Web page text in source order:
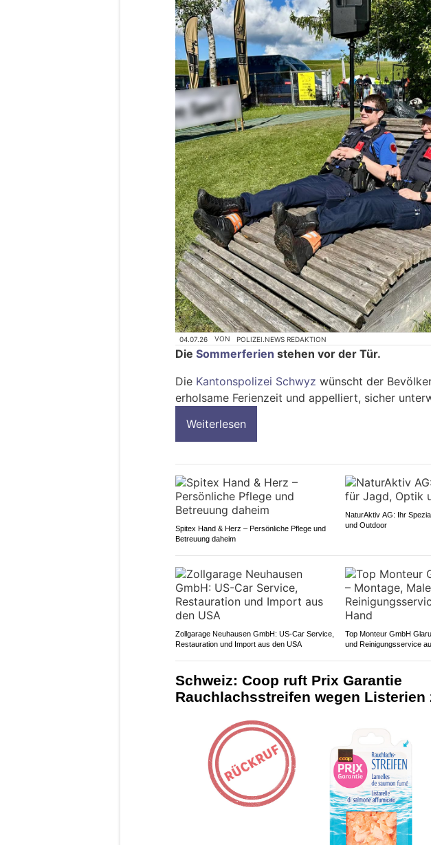
04.07.26 VON POLIZEI.NEWS REDAKTION
Die Sommerferien stehen vor der Tür.
Die Kantonspolizei Schwyz wünscht der
erholsame Ferienzeit und appelliert, sicher
Weiterlesen
Spitex Hand & Herz – Persönliche Pflege und
Betreuung daheim
NaturAktiv AG: Ihr
und Outdoor
Zollgarage Neuhausen GmbH: US-Car Service,
Restauration und Import aus den USA
Top Monteur GmbH
und Reinigungsservice
Schweiz: Coop ruft Prix Garantie
Rauchlachsstreifen wegen Listerien